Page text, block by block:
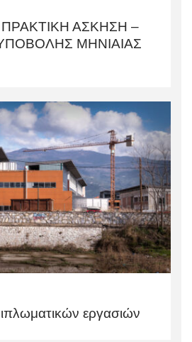
ΑΣΚΗΣΗ –
ΜΗΝΙΑΙΑΣ
εργασιών